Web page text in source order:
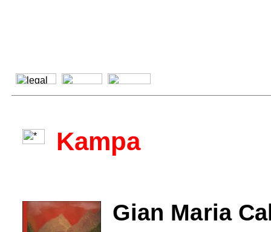
Kampa
Gian Maria